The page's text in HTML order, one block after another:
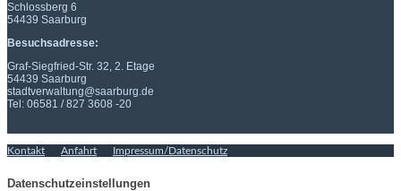
Schlossberg 6
54439 Saarburg
Besuchsadresse:
Graf-Siegfried-Str. 32, 2. Etage
54439 Saarburg
stadtverwaltung@saarburg.de
Tel: 06581 / 827 3608 -20
Kontakt Anfahrt Impressum/Datenschutz
Datenschutzeinstellungen